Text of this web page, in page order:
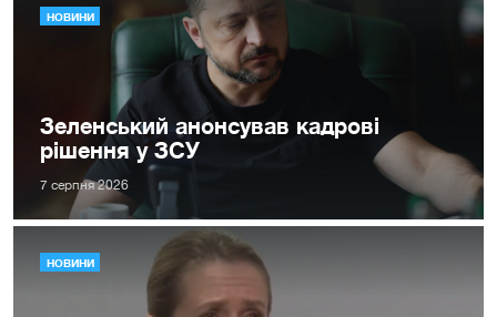
НОВИНИ
Зеленський анонсував кадрові
рішення у ЗСУ
7 серпня 2026
НОВИНИ